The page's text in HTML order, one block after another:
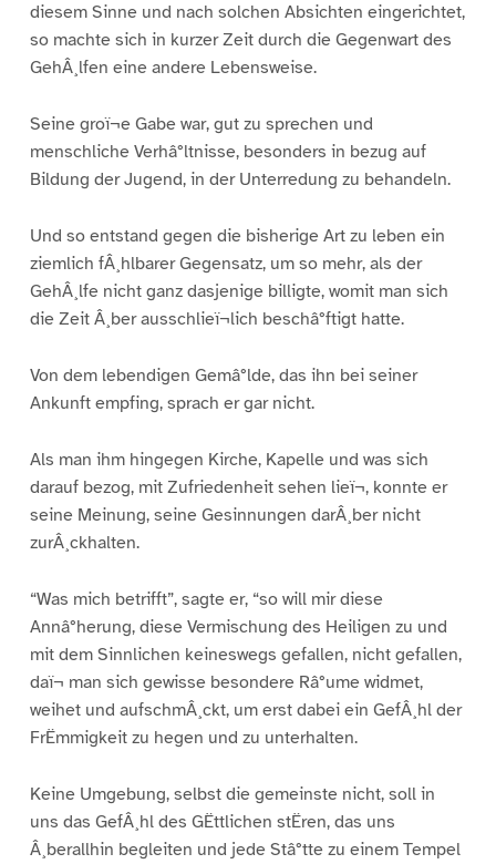
diesem Sinne und nach solchen Absichten eingerichtet,
so machte sich in kurzer Zeit durch die Gegenwart des
GehÂ¸lfen eine andere Lebensweise.
Seine groï¬e Gabe war, gut zu sprechen und
menschliche Verhâ°ltnisse, besonders in bezug auf
Bildung der Jugend, in der Unterredung zu behandeln.
Und so entstand gegen die bisherige Art zu leben ein
ziemlich fÂ¸hlbarer Gegensatz, um so mehr, als der
GehÂ¸lfe nicht ganz dasjenige billigte, womit man sich
die Zeit Â¸ber ausschlieï¬lich beschâ°ftigt hatte.
Von dem lebendigen Gemâ°lde, das ihn bei seiner
Ankunft empfing, sprach er gar nicht.
Als man ihm hingegen Kirche, Kapelle und was sich
darauf bezog, mit Zufriedenheit sehen lieï¬, konnte er
seine Meinung, seine Gesinnungen darÂ¸ber nicht
zurÂ¸ckhalten.
“Was mich betrifft”, sagte er, “so will mir diese
Annâ°herung, diese Vermischung des Heiligen zu und
mit dem Sinnlichen keineswegs gefallen, nicht gefallen,
daï¬ man sich gewisse besondere Râ°ume widmet,
weihet und aufschmÂ¸ckt, um erst dabei ein GefÂ¸hl der
FrËmmigkeit zu hegen und zu unterhalten.
Keine Umgebung, selbst die gemeinste nicht, soll in
uns das GefÂ¸hl des GËttlichen stËren, das uns
Â¸berallhin begleiten und jede Stâ°tte zu einem Tempel